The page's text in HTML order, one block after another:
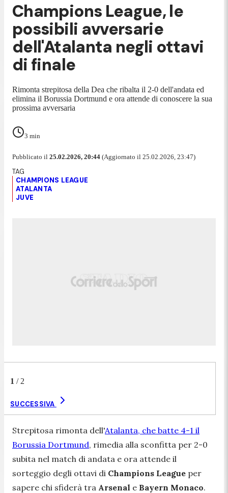
Champions League, le
possibili avversarie
dell'Atalanta negli ottavi
di finale
Rimonta strepitosa della Dea che ribalta il 2-0 dell'andata ed
elimina il Borussia Dortmund e ora attende di conoscere la sua
prossima avversaria
3 min
Pubblicato il 25.02.2026, 20:44 (Aggiornato il 25.02.2026, 23:47)
CHAMPIONS LEAGUE
ATALANTA
JUVE
1 / 2
SUCCESSIVA
Strepitosa rimonta dell'Atalanta, che batte 4-1 il
Borussia Dortmund, rimedia alla sconfitta per 2-0
subita nel match di andata e ora attende il
sorteggio degli ottavi di Champions League per
sapere chi sfiderà tra Arsenal e Bayern Monaco.